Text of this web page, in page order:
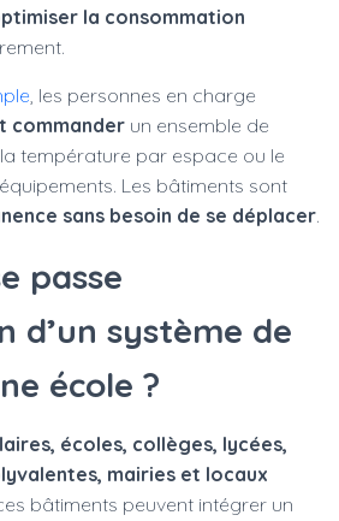
la consommation
, les personnes en charge
commander un ensemble de
température par espace ou le
Les bâtiments sont
sans besoin de se déplacer.
passe
d’un système de
école ?
écoles, collèges, lycées,
mairies et locaux
bâtiments peuvent intégrer un